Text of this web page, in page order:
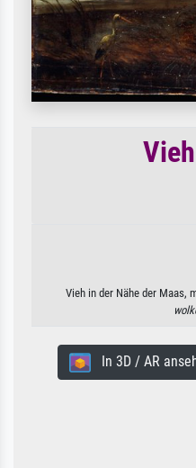
Vieh in der Nähe der Maas,
In 3D / AR